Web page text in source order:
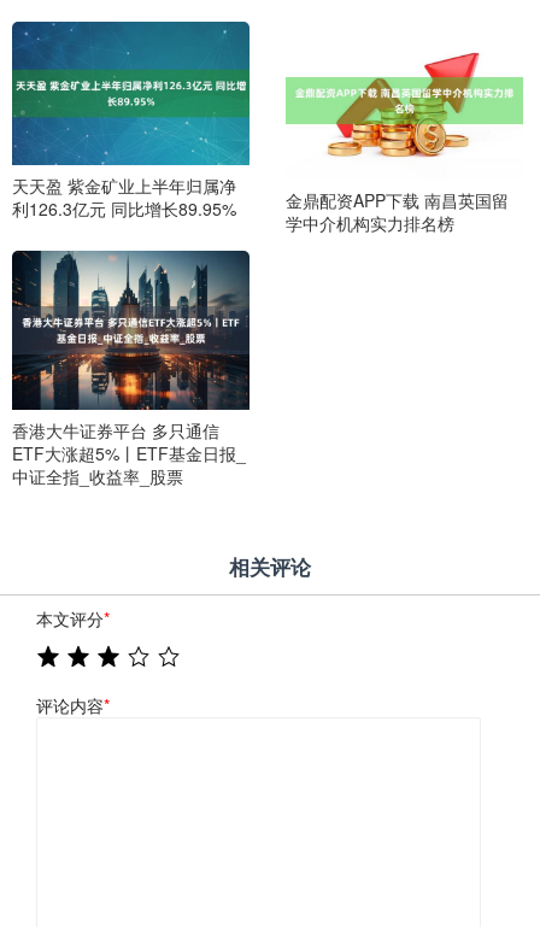
天天盈 紫金矿业上半年归属净
利126.3亿元 同比增长89.95%
金鼎配资APP下载 南昌英国留
学中介机构实力排名榜
香港大牛证券平台 多只通信
ETF大涨超5%丨ETF基金日报_
中证全指_收益率_股票
相关评论
本文评分*
评论内容*